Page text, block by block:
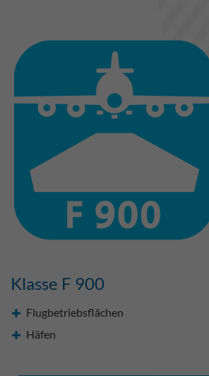
Klasse F 900
Flugbetriebsflächen
Häfen